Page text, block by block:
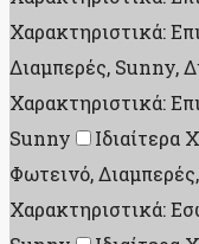
Χαρακτηριστικά:
Διαμπερές, Sunny,
Χαρακτηριστικά:
Sunny
Ιδιαίτερα
Φωτεινό,
Χαρακτηριστικά: